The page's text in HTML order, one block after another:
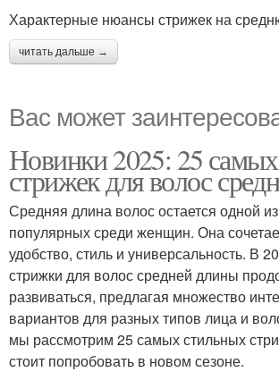
Характерные нюансы стрижек на
читать дальше →
Вас может
Новинки 2025: 25
стрижек для волос
Средняя длина волос остается одной
популярных среди женщин. Она
удобство, стиль и универсальность. В
стрижки для волос средней длины
развиваться, предлагая множество
вариантов для разных типов лица и
мы рассмотрим 25 самых стильных
стоит попробовать в новом сезоне.